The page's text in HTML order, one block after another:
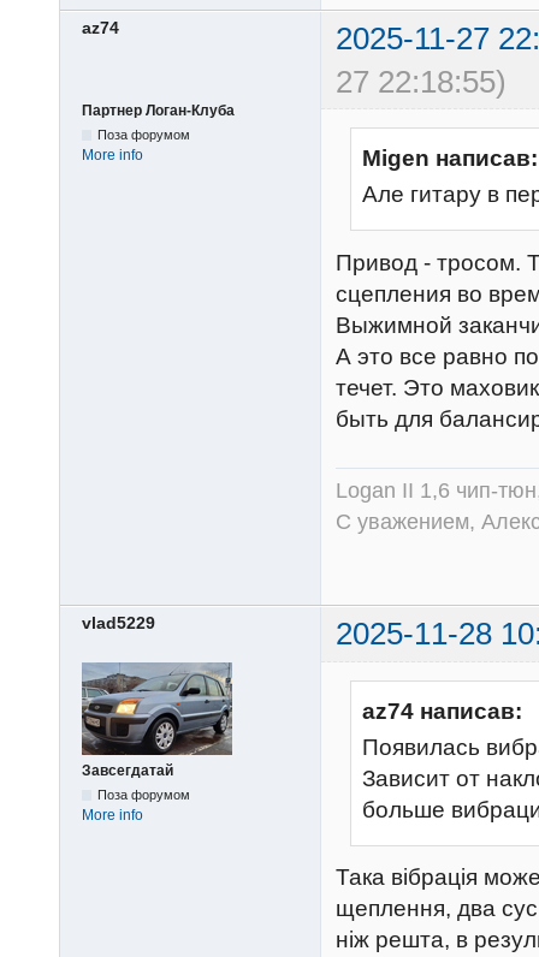
az74
2025-11-27
27 22:18:55)
Партнер Логан-Клуба
Поза форумом
More info
Migen написав:
Але гитару в
Привод - тросом.
сцепления во
Выжимной
А это все равно
течет. Это
быть для
Logan II 1,6 чип-
С уважением,
vlad5229 2025-11-28
Завсегдатай
Поза форумом
More info
az74 написав:
Появилась
Зависит от
больше
Така вібрація
щеплення, два
ніж решта, в